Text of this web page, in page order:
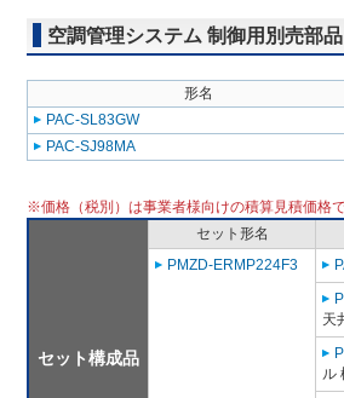
空調管理システム 制御用別売部品
形名
PAC-SL83GW
PAC-SJ98MA
※価格（税別）は事業者様向けの積算見積価格
セット構成品
セット形名
PMZD-ERMP224F3
天
ル